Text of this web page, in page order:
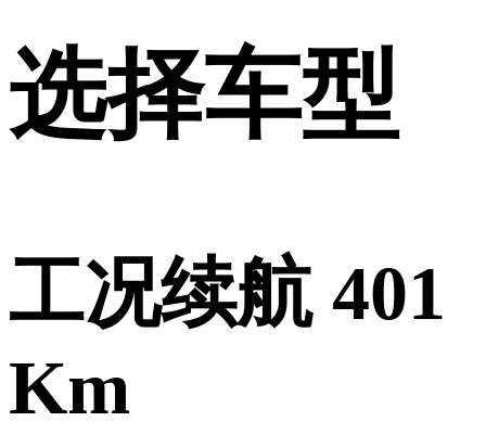
选择车型
工况续航 401
Km